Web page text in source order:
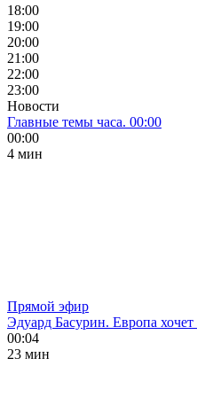
18:00
19:00
20:00
21:00
22:00
23:00
Новости
Главные темы часа. 00:00
00:00
4 мин
Прямой эфир
Эдуард Басурин. Европа
00:04
23 мин